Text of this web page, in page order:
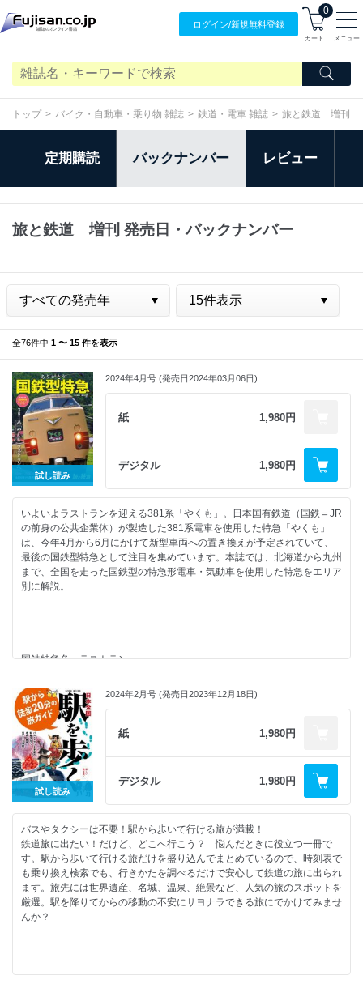
ログイン/新規無料登録
0
カート メニュー
トップ バイク・自動車・乗り物 雑誌 鉄道・電車 雑誌 旅と鉄道 増刊
定期購読 バックナンバー レビュー
旅と鉄道 増刊 発売日・バックナンバー
全76件中 1 〜 15 件を表示
試し読み
2024年4月号 (発売日2024年03月06日)
紙 1,980円
デジタル 1,980円
いよいよラストランを迎える381系「やくも」。日本国有鉄道（国鉄＝JR
の前身の公共企業体）が製造した381系電車を使用した特急「やくも」
は、今年4月から6月にかけて新型車両への置き換えが予定されていて、
最後の国鉄型特急として注目を集めています。本誌では、北海道から九州
まで、全国を走った国鉄型の特急形電車・気動車を使用した特急をエリア
別に解説。
国鉄特急色、ラストランへ
目次
エリア別・国鉄型特急の記録/Part.1 北海道の国鉄型特急
気動車特急
電車特急
Part.2 東北の国鉄型特急
上野～東北本線
上野～奥羽本線
上野～磐越西線
北東北エリア
Part.3 関東甲信越の国鉄型特急
上野～信越本線
上野～常磐線
上野～上越線
上野～北関東
上野～宇都宮方面
新宿～中央東線
試し読み
2024年2月号 (発売日2023年12月18日)
紙 1,980円
デジタル 1,980円
バスやタクシーは不要！駅から歩いて行ける旅が満載！
鉄道旅に出たい！だけど、どこへ行こう？ 悩んだときに役立つ一冊で
す。駅から歩いて行ける旅だけを盛り込んでまとめているので、時刻表で
も乗り換え検索でも、行きかたを調べるだけで安心して鉄道の旅に出られ
ます。旅先には世界遺産、名城、温泉、絶景など、人気の旅のスポットを
厳選。駅を降りてからの移動の不安にサヨナラできる旅にでかけてみませ
んか？